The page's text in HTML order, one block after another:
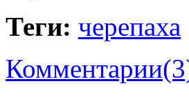
Теги: черепаха